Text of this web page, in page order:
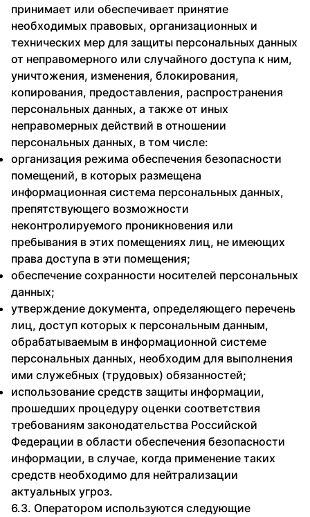
принимает или обеспечивает принятие
необходимых правовых, организационных и
технических мер для защиты персональных данных
от неправомерного или случайного доступа к ним,
уничтожения, изменения, блокирования,
копирования, предоставления, распространения
персональных данных, а также от иных
неправомерных действий в отношении
персональных данных, в том числе:
организация режима обеспечения безопасности
помещений, в которых размещена
информационная система персональных данных,
препятствующего возможности
неконтролируемого проникновения или
пребывания в этих помещениях лиц, не имеющих
права доступа в эти помещения;
обеспечение сохранности носителей персональных
данных;
утверждение документа, определяющего перечень
лиц, доступ которых к персональным данным,
обрабатываемым в информационной системе
персональных данных, необходим для выполнения
ими служебных (трудовых) обязанностей;
использование средств защиты информации,
прошедших процедуру оценки соответствия
требованиям законодательства Российской
Федерации в области обеспечения безопасности
информации, в случае, когда применение таких
средств необходимо для нейтрализации
актуальных угроз.
6.3. Оператором используются следующие